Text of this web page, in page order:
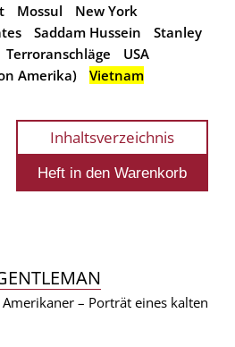
Mossul
New York
Saddam Hussein
Stanley
Terroranschläge
USA
Amerika)
Vietnam
Inhaltsverzeichnis
– Porträt eines kalten